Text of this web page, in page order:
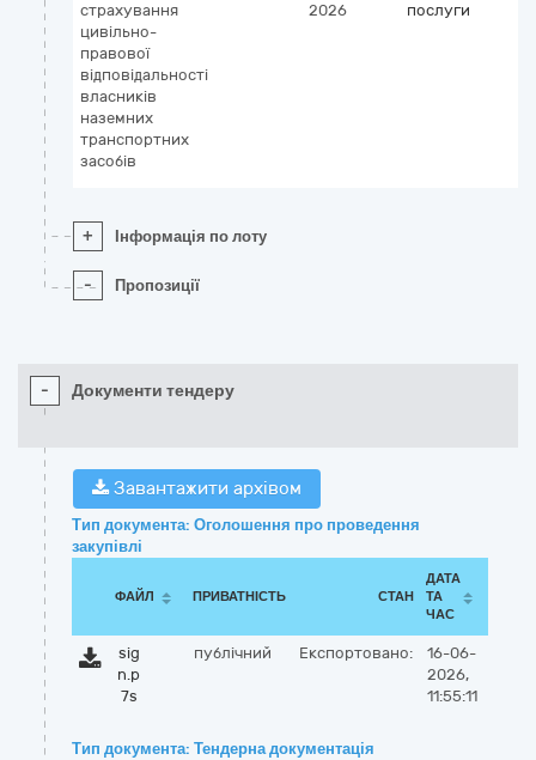
страхування
цивільно-
правової
відповідальності
власників
наземних
транспортних
засобів
2026
послуги
+ Інформація по лоту
- Пропозиції
- Документи тендеру
Завантажити архівом
Тип документа: Оголошення про проведення
закупівлі
ФАЙЛ ПРИВАТНІСТЬ СТАН
ДАТА
ТА
ЧАС
sig
n.p
7s
публічний Експортовано:
16-06-
2026,
11:55:11
Тип документа: Тендерна документація